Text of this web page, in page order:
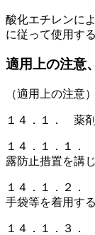
酸化エチレンに
に従って使用する
適用上の注意
（適用上の注意）
１４．１． 薬
１４．１．１．
露防止措置を講
１４．１．２．
手袋等を着用する
１４．１．３．